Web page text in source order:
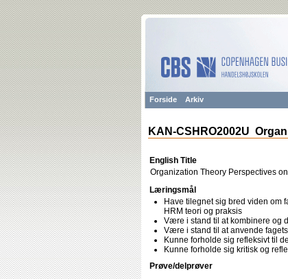
Forside Arkiv
KAN-CSHRO2002U
English Title
Organization Theory Perspectives
Læringsmål
Have tilegnet sig bred viden om
HRM teori og praksis
Være i stand til at kombinere og
Være i stand til at anvende
Kunne forholde sig refleksivt til
Kunne forholde sig kritisk og
Prøve/delprøver